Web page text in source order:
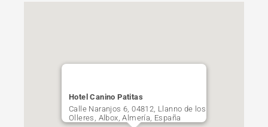
Hotel Canino Patitas
Calle Naranjos 6, 04812, Llanno de los
Olleres, Albox, Almería, España